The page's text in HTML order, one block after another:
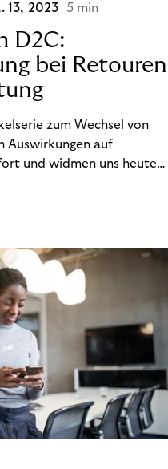
13, 2023 5 min
D2C:
bei Retouren
zum Wechsel von
Auswirkungen auf
und widmen uns heute